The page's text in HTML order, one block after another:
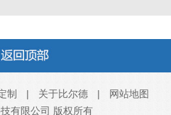
制 | 关于比尔德 |
网站地图
有限公司 版权所有